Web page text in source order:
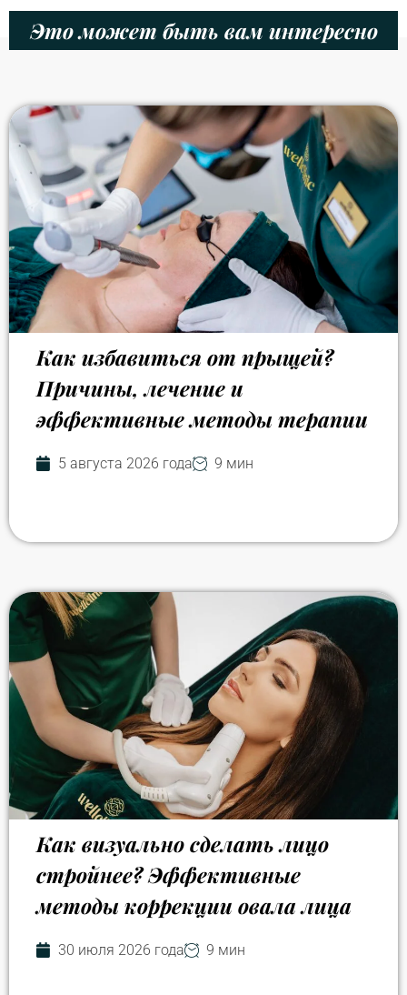
Это может быть вам интересно
Как избавиться от прыщей?
Причины, лечение и
эффективные методы терапии
5 августа 2026 года 9 мин
Как визуально сделать лицо
стройнее? Эффективные
методы коррекции овала лица
30 июля 2026 года 9 мин